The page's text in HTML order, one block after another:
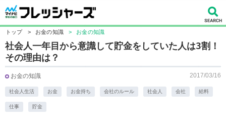
トップ > お金の知識 > お金の知識
社会人一年目から意識して貯金をしていた人は3割！
その理由は？
お金の知識 2017/03/16
社会人生活 お金 お金持ち 会社のルール 社会人 会社 給料
仕事 貯金